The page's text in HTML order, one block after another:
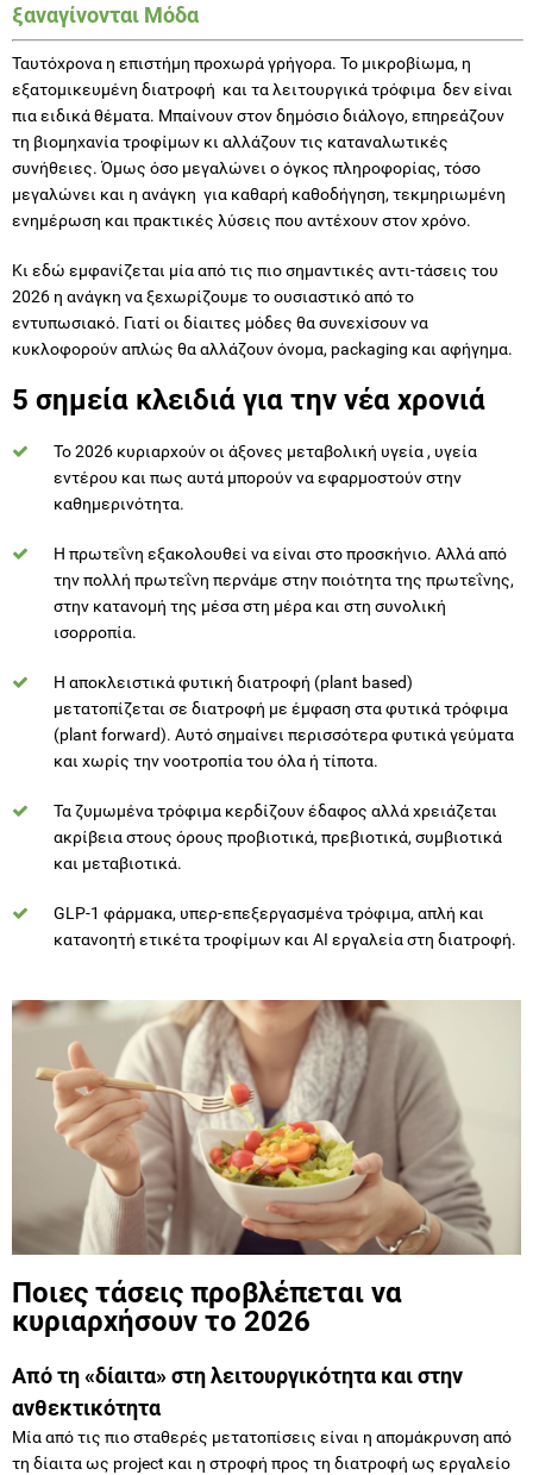
εξατομικευμένη διατροφή και τα λειτουργικά τρόφιμα δεν είναι
πια ειδικά θέματα. Μπαίνουν στον δημόσιο διάλογο, επηρεάζουν
τη βιομηχανία τροφίμων κι αλλάζουν τις καταναλωτικές
συνήθειες. Όμως όσο μεγαλώνει ο όγκος πληροφορίας, τόσο
μεγαλώνει και η ανάγκη για καθαρή καθοδήγηση, τεκμηριωμένη
ενημέρωση και πρακτικές λύσεις που αντέχουν στον χρόνο.
Κι εδώ εμφανίζεται μία από τις πιο σημαντικές αντι-τάσεις του
2026 η ανάγκη να ξεχωρίζουμε το ουσιαστικό από το
κυκλοφορούν απλώς θα αλλάζουν όνομα, packaging και αφήγημα.
5 σημεία κλειδιά για την νέα χρονιά
εντέρου και πως αυτά μπορούν να εφαρμοστούν στην
Η πρωτεΐνη εξακολουθεί να είναι στο προσκήνιο. Αλλά από
την πολλή πρωτεΐνη περνάμε στην ποιότητα της πρωτεΐνης,
ισορροπία.
Η αποκλειστικά φυτική διατροφή (plant based)
μετατοπίζεται σε διατροφή με έμφαση στα φυτικά τρόφιμα
και χωρίς την νοοτροπία του όλα ή τίποτα.
Τα ζυμωμένα τρόφιμα κερδίζουν έδαφος αλλά χρειάζεται
ακρίβεια στους όρους προβιοτικά, πρεβιοτικά, συμβιοτικά
GLP-1 φάρμακα, υπερ-επεξεργασμένα τρόφιμα, απλή και
κατανοητή ετικέτα τροφίμων και AI εργαλεία στη διατροφή.
Ποιες τάσεις προβλέπεται να
κυριαρχήσουν το 2026
Από τη «δίαιτα» στη λειτουργικότητα και στην
ανθεκτικότητα
Μία από τις πιο σταθερές μετατοπίσεις είναι η απομάκρυνση από
τη δίαιτα ως project και η στροφή προς τη διατροφή ως εργαλείο
λειτουργικότητας δηλαδή να έχω ενέργεια μέσα στη μέρα, να
κοιμάμαι καλύτερα, να νιώθω πιο σταθερός/ή, να μη με
ταλαιπωρεί η πέψη, να μπορώ να τρώω καλά χωρίς να